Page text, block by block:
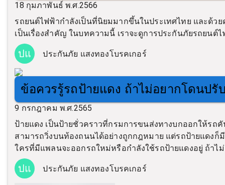
18 กุมภาพันธ์ พ.ศ.2566
รถยนต์ไฟฟ้ากำลังเป็นที่นิยมมากขึ้นในประเทศไทย และด้
เป็นเรื่องสำคัญ ในบทความนี้ เราจะดูการประกันภัยรถยนต์ไ
ปแ ประกันภัย แสงทองโบรคเกอร์
ข้อควรรู้รถป้ายแดง ถ้าไม่อยากโดนปรั
9 กรกฎาคม พ.ศ.2565
ป้ายแดง เป็นป้ายชั่วคราวที่กรมการขนส่งทางบกออกให้รถ
สามารถวิ่งบนท้องถนนได้อย่างถูกกฎหมาย แต่รถป้ายแดง
ใครที่มีแพลนจะออกรถใหม่หรือกำลังใช้รถป้ายแดงอยู่ ถ้าไ
ปแ ประกันภัย แสงทองโบรคเกอร์